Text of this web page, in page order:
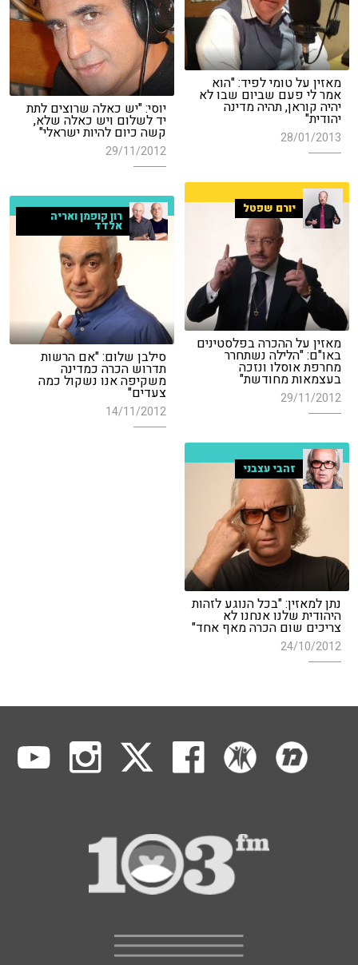
מאזין על טומי לפיד: "הוא
אמר לי פעם שביום שבו לא
יהיה קוראן, תהיה מדינה
יהודית"
28/01/2013
יוסי: "יש כאלה שרוצים לתת
יד לשלום ויש כאלה שלא,
קשה כיום להיות ישראלי"
29/11/2012
יורם שפטל
מאזין על ההכרה בפלסטינים
באו"ם: "הלילה נשתחרר
מחרפת אוסלו ונזכה
בעצמאות מחודשת"
29/11/2012
רון קופמן ואריה
אלדד
סילבן שלום: "אם הרשות
תדרוש הכרה כמדינה
משקיפה אנו נשקול כמה
צעדים"
14/11/2012
זהבי עצבני
נתן למאזין: "בכל הנוגע לזהות
היהודית שלנו אנחנו לא
צריכים שום הכרה מאף אחד"
24/10/2012